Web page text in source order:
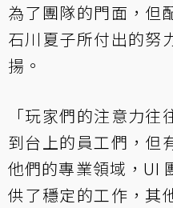
為了團隊的門面，但
石川夏子所付出的努
揚。
「玩家們的注意力
到台上的員工們，但
他們的專業領域，UI
供了穩定的工作，其